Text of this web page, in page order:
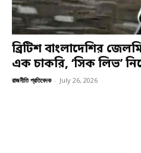
ব্রিটিশ বাংলাদেশির
এক চাকরি, ‘সিক লিভ’
রাজনীতি প্রতিবেদক - July 26, 2026